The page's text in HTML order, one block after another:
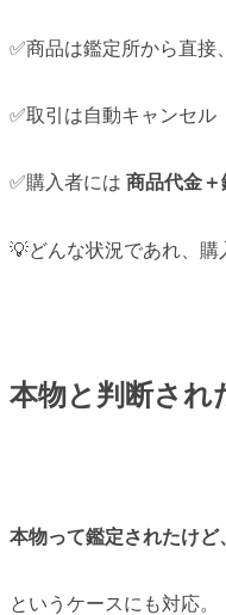
✅商品は鑑定所から直接
✅取引は自動キャンセル
✅購入者には 商品代金
💡どんな状況であれ、
本物と判断され
本物って鑑定されたけど
というケースにも対応。